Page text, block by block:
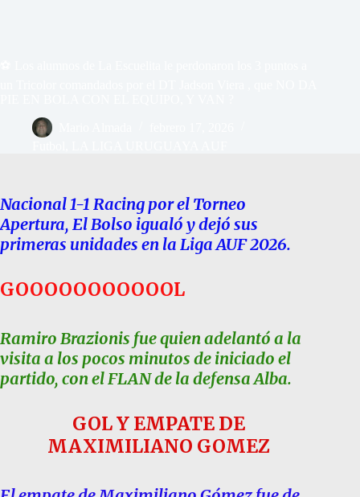
Nacional 1-1 Racing por el Torneo
Apertura, El Bolso igualó y dejó sus
primeras unidades en la Liga AUF 2026.
GOOOOOOOOOOOL
Ramiro Brazionis fue quien adelantó a la
visita a los pocos minutos de iniciado el
partido, con el FLAN de la defensa Alba.
GOL Y EMPATE DE
MAXIMILIANO GOMEZ